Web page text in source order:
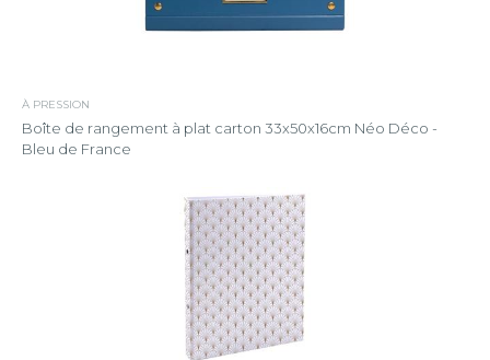
À PRESSION
Boîte de rangement à plat carton 33x50x16cm Néo Déco -
Bleu de France